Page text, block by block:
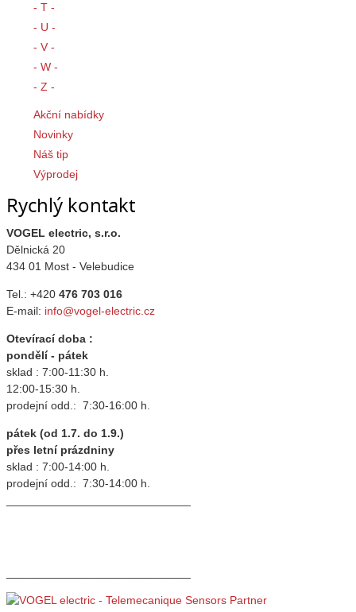
- T -
- U -
- V -
- W -
- Z -
Akční nabídky
Novinky
Náš tip
Výprodej
Rychlý kontakt
VOGEL electric, s.r.o.
Dělnická 20
434 01 Most - Velebudice
Tel.: +420 476 703 016
E-mail: info@vogel-electric.cz
Otevírací doba :
pondělí - pátek
sklad : 7:00-11:30 h.
12:00-15:30 h.
prodejní odd.: 7:30-16:00 h.
pátek (od 1.7. do 1.9.)
přes letní prázdniny
sklad : 7:00-14:00 h.
prodejní odd.: 7:30-14:00 h.